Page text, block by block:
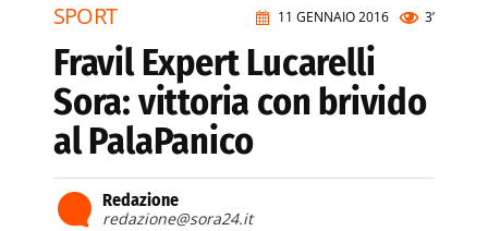
11 GENNAIO 2016 3’
SPORT
Fravil Expert Lucarelli
Sora: vittoria con brivido
al PalaPanico
Redazione
redazione@sora24.it